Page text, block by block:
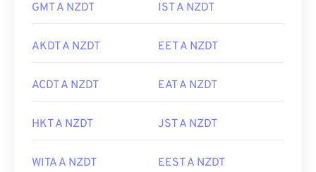
GMT A NZDT IST A NZDT
AKDT A NZDT EET A NZDT
ACDT A NZDT EAT A NZDT
HKT A NZDT JST A NZDT
WITA A NZDT EEST A NZDT